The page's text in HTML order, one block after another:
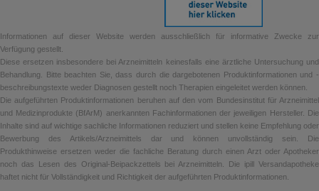
Flöhe bleibt 8 Wochen lang erhalten. Abtötung von Zecken
Ixodes ricinus, Dermacentor variabilis, Rhipicephalus
). Die akarizide Wirksamkeit gegen Zecken hält bis zu
4 Wochen an. Abtötung von Haarlingen (Trichodectes canis). Zur
Behandlung und Kontrolle der Flohstichallergie
(Flohallergiedermatitis = FAD). [Okt 2017]
Warengruppe
Tierarzneimittel
Informationen auf dieser Website werden ausschließlich für informative Zwecke zur
Verfügung gestellt.
Diese ersetzen insbesondere bei Arzneimitteln keinesfalls eine ärztliche Untersuchung und
Behandlung. Bitte beachten Sie, dass durch die dargebotenen Produktinformationen und -
beschreibungstexte weder Diagnosen gestellt noch Therapien eingeleitet werden können.
Die aufgeführten Produktinformationen beruhen auf den vom Bundesinstitut für Arzneimittel
und Medizinprodukte (BfArM) anerkannten Fachinformationen der jeweiligen Hersteller. Die
Inhalte sind auf wichtige sachliche Informationen reduziert und stellen keine Empfehlung oder
Bewerbung des Artikels/Arzneimittels dar und können unvollständig sein. Die
Produkthinweise ersetzen weder die fachliche Beratung durch einen Arzt oder Apotheker
noch das Lesen des Original-Beipackzettels bei Arzneimitteln. Die ipill Versandapotheke
haftet nicht für Vollständigkeit und Richtigkeit der aufgeführten Produktinformationen.